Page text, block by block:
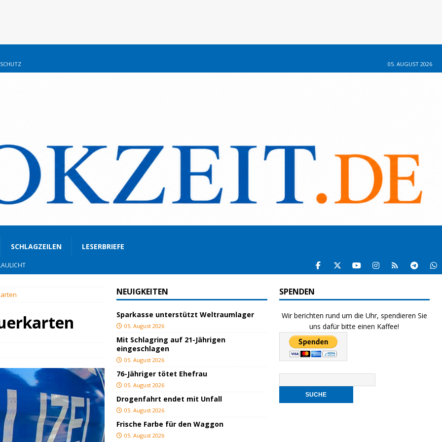
05. AUGUST 2026
SCHLAGZEILEN LESERBRIEFE
TOP
BLAULICHT
NEUIGKEITEN
Sparkasse unterstützt Weltraumlager
05. August 2026
Mit Schlagring auf 21-Jährigen
eingeschlagen
05. August 2026
76-Jähriger tötet Ehefrau
05. August 2026
Drogenfahrt endet mit Unfall
05. August 2026
Frische Farbe für den Waggon
05. August 2026
SPENDEN
Wir berichten rund um die Uhr, spendieren Sie
uns dafür bitte einen Kaffee!